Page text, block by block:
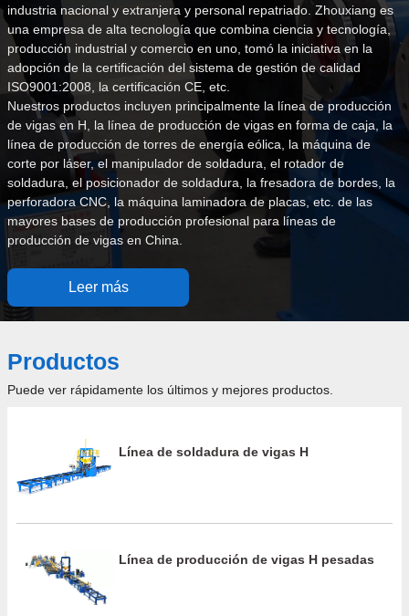
industria nacional y extranjera y personal repatriado. Zhouxiang es
una empresa de alta tecnología que combina ciencia y tecnología,
producción industrial y comercio en uno, tomó la iniciativa en la
adopción de la certificación del sistema de gestión de calidad
ISO9001:2008, la certificación CE, etc.
Nuestros productos incluyen principalmente la línea de producción
de vigas en H, la línea de producción de vigas en forma de caja, la
línea de producción de torres de energía eólica, la máquina de
corte por láser, el manipulador de soldadura, el rotador de
soldadura, el posicionador de soldadura, la fresadora de bordes, la
perforadora CNC, la máquina laminadora de placas, etc. de las
mayores bases de producción profesional para líneas de
producción de vigas en China.
Leer más
Productos
Puede ver rápidamente los últimos y mejores productos.
Línea de soldadura de vigas H
Línea de producción de vigas H pesadas